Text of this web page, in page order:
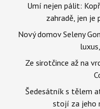
Umí nejen pálit:
zahradě, jen
Nový domov Seleny
Ze sirotčince až na
Šedesátník s tělem
stojí za jeho